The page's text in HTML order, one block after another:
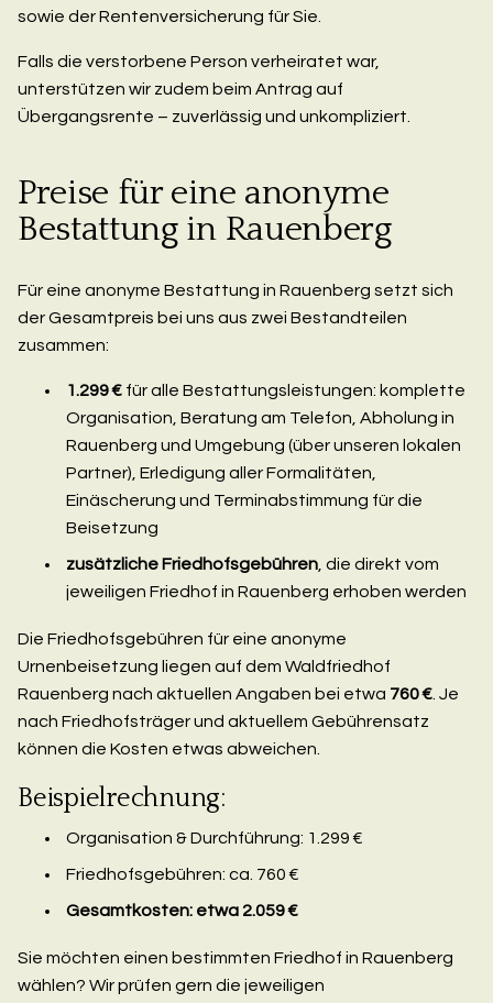
sowie der Rentenversicherung für Sie.
Falls die verstorbene Person verheiratet war,
unterstützen wir zudem beim Antrag auf
Übergangsrente – zuverlässig und unkompliziert.
Preise für eine anonyme
Bestattung in Rauenberg
Für eine anonyme Bestattung in Rauenberg setzt sich
der Gesamtpreis bei uns aus zwei Bestandteilen
zusammen:
1.299 € für alle Bestattungsleistungen: komplette
Organisation, Beratung am Telefon, Abholung in
Rauenberg und Umgebung (über unseren lokalen
Partner), Erledigung aller Formalitäten,
Einäscherung und Terminabstimmung für die
Beisetzung
zusätzliche Friedhofsgebühren, die direkt vom
jeweiligen Friedhof in Rauenberg erhoben werden
Die Friedhofsgebühren für eine anonyme
Urnenbeisetzung liegen auf dem Waldfriedhof
Rauenberg nach aktuellen Angaben bei etwa 760 €. Je
nach Friedhofsträger und aktuellem Gebührensatz
können die Kosten etwas abweichen.
Beispielrechnung:
Organisation & Durchführung: 1.299 €
Friedhofsgebühren: ca. 760 €
Gesamtkosten: etwa 2.059 €
Sie möchten einen bestimmten Friedhof in Rauenberg
wählen? Wir prüfen gern die jeweiligen